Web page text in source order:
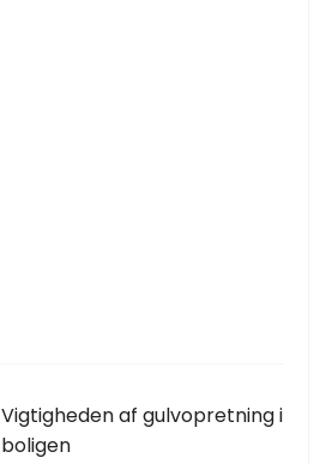
Vigtigheden af gulvopretning i
boligen